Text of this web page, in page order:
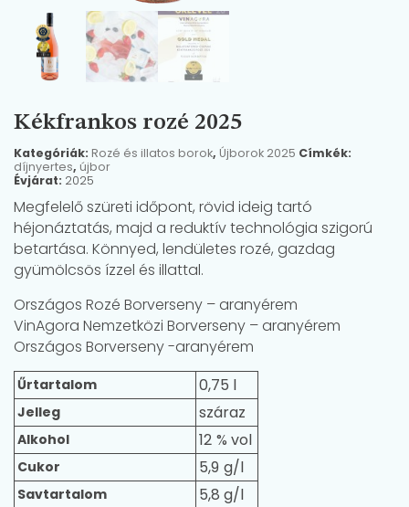
Kékfrankos rozé 2025
Kategóriák: Rozé és illatos borok, Újborok 2025 Címkék:
díjnyertes, újbor
Évjárat: 2025
Megfelelő szüreti időpont, rövid ideig tartó
héjonáztatás, majd a reduktív technológia szigorú
betartása. Könnyed, lendületes rozé, gazdag
gyümölcsös ízzel és illattal.
Országos Rozé Borverseny – aranyérem
VinAgora Nemzetközi Borverseny – aranyérem
Országos Borverseny -aranyérem
Űrtartalom 0,75 l
Jelleg száraz
Alkohol 12
Cukor 5,9
Savtartalom 5,8 g/l